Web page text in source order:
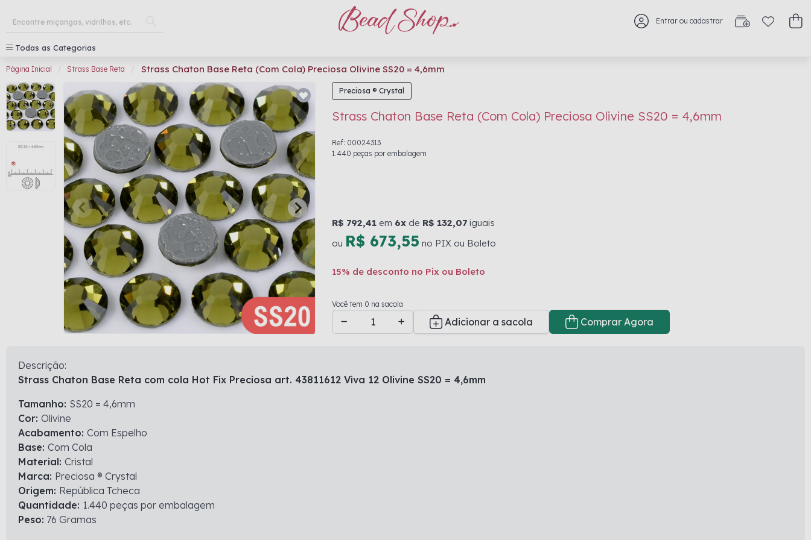
Entrar ou cadastrar
Todas as Categorias
Página Inicial Strass Base Reta Strass Chaton Base Reta (Com Cola) Preciosa Olivine SS20 = 4,6mm
Preciosa ® Crystal
Strass Chaton Base Reta (Com Cola) Preciosa Olivine SS20 = 4,6mm
Ref: 00024313
1.440 peças por embalagem
R$ 792,41 em 6x de R$ 132,07 iguais
ou R$ 673,55 no PIX ou Boleto
15% de desconto no Pix ou Boleto
Você tem 0 na sacola
Adicionar a sacola
Comprar Agora
Descrição:
Strass Chaton Base Reta com cola Hot Fix Preciosa art. 43811612 Viva 12 Olivine SS20 = 4,6mm
Tamanho: SS20 = 4,6mm
Cor: Olivine
Acabamento: Com Espelho
Base: Com Cola
Material: Cristal
Marca: Preciosa ® Crystal
Origem: República Tcheca
Quantidade: 1.440 peças por embalagem
Peso: 76 Gramas